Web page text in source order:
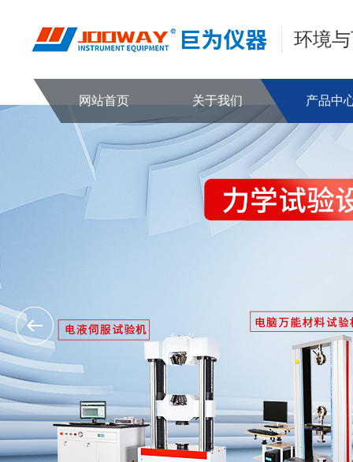
环境
网站首页 关于我们 产品中